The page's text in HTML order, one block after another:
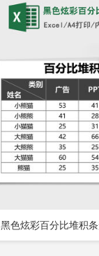
走势表
黑色炫彩百分比堆积
添加收藏